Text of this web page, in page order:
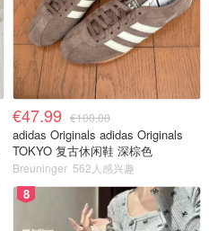
€47.99 €100.00
adidas Originals adidas Originals
TOKYO 复古休闲鞋 深棕色
Breuninger 562人感兴趣
8